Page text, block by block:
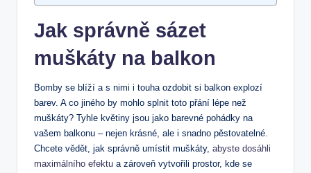
Jak správně sázet
muškáty na balkon
Bomby se blíží a s nimi i touha ozdobit si balkon explozí
barev. A co jiného by mohlo splnit toto přání lépe než
muškáty? Tyhle květiny jsou jako barevné pohádky na
vašem balkonu – nejen krásné, ale i snadno pěstovatelné.
Chcete vědět, jak správně umístit muškáty, abyste dosáhli
maximálního efektu a zároveň vytvořili prostor, kde se